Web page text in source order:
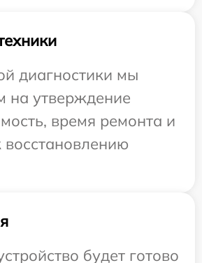
диагностики мы
на утверждение
время ремонта и
восстановлению
будет готово